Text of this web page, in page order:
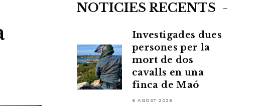
NOTÍCIES RECENTS
Investigades dues
persones per la
mort de dos
cavalls en una
finca de Maó
6 AGOST 2026